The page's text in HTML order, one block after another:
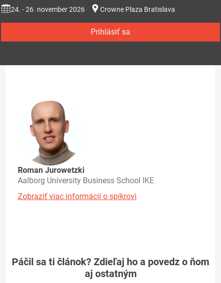
24. - 26. november 2026 Crowne Plaza Bratislava
Prihlásiť sa
Roman Jurowetzki
Aalborg University Business School IKE
Zobraziť viac informácií o spíkrovi
Páčil sa ti článok? Zdieľaj ho a povedz o ňom
aj ostatným